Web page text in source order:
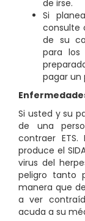
de irse.
Si
consulte
de su
para
pagar un
Si usted y su
de una
contraer
produce el
virus del
peligro tanto
manera que
a ver
acuda a su